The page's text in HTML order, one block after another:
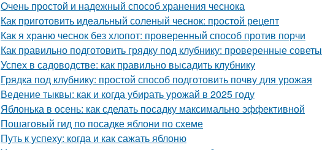
Очень простой и надежный способ хранения чеснока
Как приготовить идеальный соленый чеснок: простой рецепт
Как я храню чеснок без хлопот: проверенный способ против порчи
Как правильно подготовить грядку под клубнику: проверенные советы
Успех в садоводстве: как правильно высадить клубнику
Грядка под клубнику: простой способ подготовить почву для урожая
Ведение тыквы: как и когда убирать урожай в 2025 году
Яблонька в осень: как сделать посадку максимально эффективной
Пошаговый гид по посадке яблони по схеме
Путь к успеху: когда и как сажать яблоню